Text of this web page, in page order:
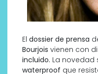
El dossier de prensa
Bourjois vienen con
incluido. La novedad
waterproof que